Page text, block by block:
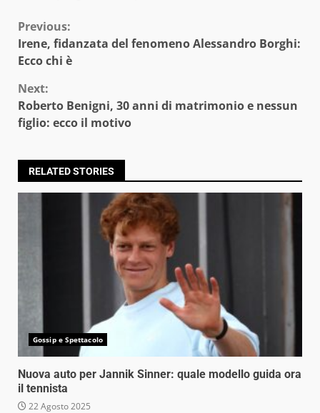
Continue
Reading
Previous:
Irene, fidanzata del fenomeno Alessandro Borghi:
Ecco chi è
Next:
Roberto Benigni, 30 anni di matrimonio e nessun
figlio: ecco il motivo
RELATED STORIES
Gossip e Spettacolo
Nuova auto per Jannik Sinner: quale modello guida ora
il tennista
22 Agosto 2025